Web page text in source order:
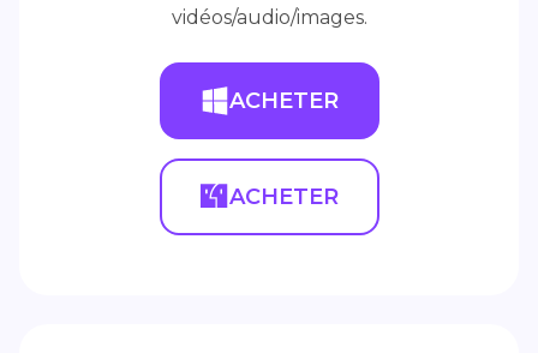
vidéos/audio/images.
ACHETER
ACHETER